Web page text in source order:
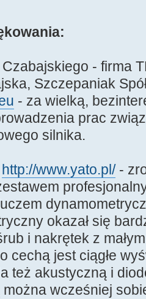
- firma
Szczepaniak
- za wielką,
prac
silnika.
http://www.yato.pl/-
okazał się
i nakrętek z
cechą jest ciągłe
też akustyczną i
wcześniej